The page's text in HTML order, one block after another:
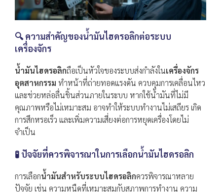
🔍 ความสำคัญของน้ำมันไฮดรอลิกต่อระบบ
เครื่องจักร
น้ำมันไฮดรอลิกถือเป็นหัวใจของระบบส่งกำลังในเครื่องจักร
อุตสาหกรรม ทำหน้าที่ถ่ายทอดแรงดัน ควบคุมการเคลื่อนไหว
และช่วยหล่อลื่นชิ้นส่วนภายในระบบ หากใช้น้ำมันที่ไม่มี
คุณภาพหรือไม่เหมาะสม อาจทำให้ระบบทำงานไม่เสถียร เกิด
การสึกหรอเร็ว และเพิ่มความเสี่ยงต่อการหยุดเครื่องโดยไม่
จำเป็น
🧪 ปัจจัยที่ควรพิจารณาในการเลือกน้ำมันไฮดรอลิก
การเลือกน้ำมันสำหรับระบบไฮดรอลิกควรพิจารณาหลาย
ปัจจัย เช่น ความหนืดที่เหมาะสมกับสภาพการทำงาน ความ